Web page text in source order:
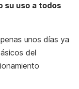
su uso a todos
unos días ya
del